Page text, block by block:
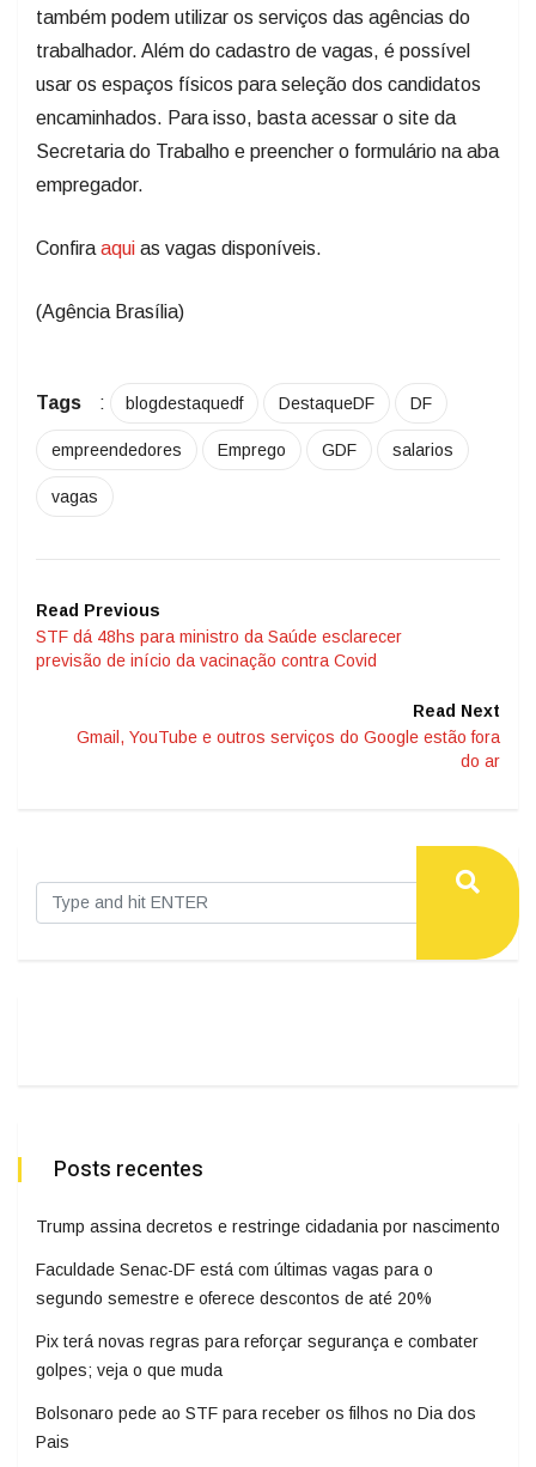
também podem utilizar os serviços das agências do
trabalhador. Além do cadastro de vagas, é possível
usar os espaços físicos para seleção dos candidatos
encaminhados. Para isso, basta acessar o site da
Secretaria do Trabalho e preencher o formulário na aba
empregador.
Confiraaqui as vagas disponíveis.
(Agência Brasília)
Tags : blogdestaquedf DestaqueDF DF
empreendedores Emprego GDF salarios
vagas
Read Previous
STF dá 48hs para ministro da Saúde esclarecer
previsão de início da vacinação contra Covid
Read Next
Gmail, YouTube e outros serviços do Google estão fora
do ar
Posts recentes
Trump assina decretos e restringe cidadania por nascimento
Faculdade Senac-DF está com últimas vagas para o
segundo semestre e oferece descontos de até 20%
Pix terá novas regras para reforçar segurança e combater
golpes; veja o que muda
Bolsonaro pede ao STF para receber os filhos no Dia dos
Pais